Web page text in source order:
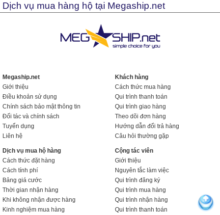
Dịch vụ mua hàng hộ tại Megaship.net
Megaship.net
Giới thiệu
Điều khoản sử dụng
Chính sách bảo mật thông tin
Đối tác và chính sách
Tuyển dụng
Liên hệ
Khách hàng
Cách thức mua hàng
Qui trình thanh toán
Qui trình giao hàng
Theo dõi đơn hàng
Hướng dẫn đổi trả hàng
Câu hỏi thường gặp
Dịch vụ mua hộ hàng
Cách thức đặt hàng
Cách tính phí
Bảng giá cước
Thời gian nhận hàng
Khi không nhận được hàng
Kinh nghiệm mua hàng
Cộng tác viên
Giới thiệu
Nguyên tắc làm việc
Qui trình đăng ký
Qui trình mua hàng
Qui trình nhận hàng
Qui trình thanh toán